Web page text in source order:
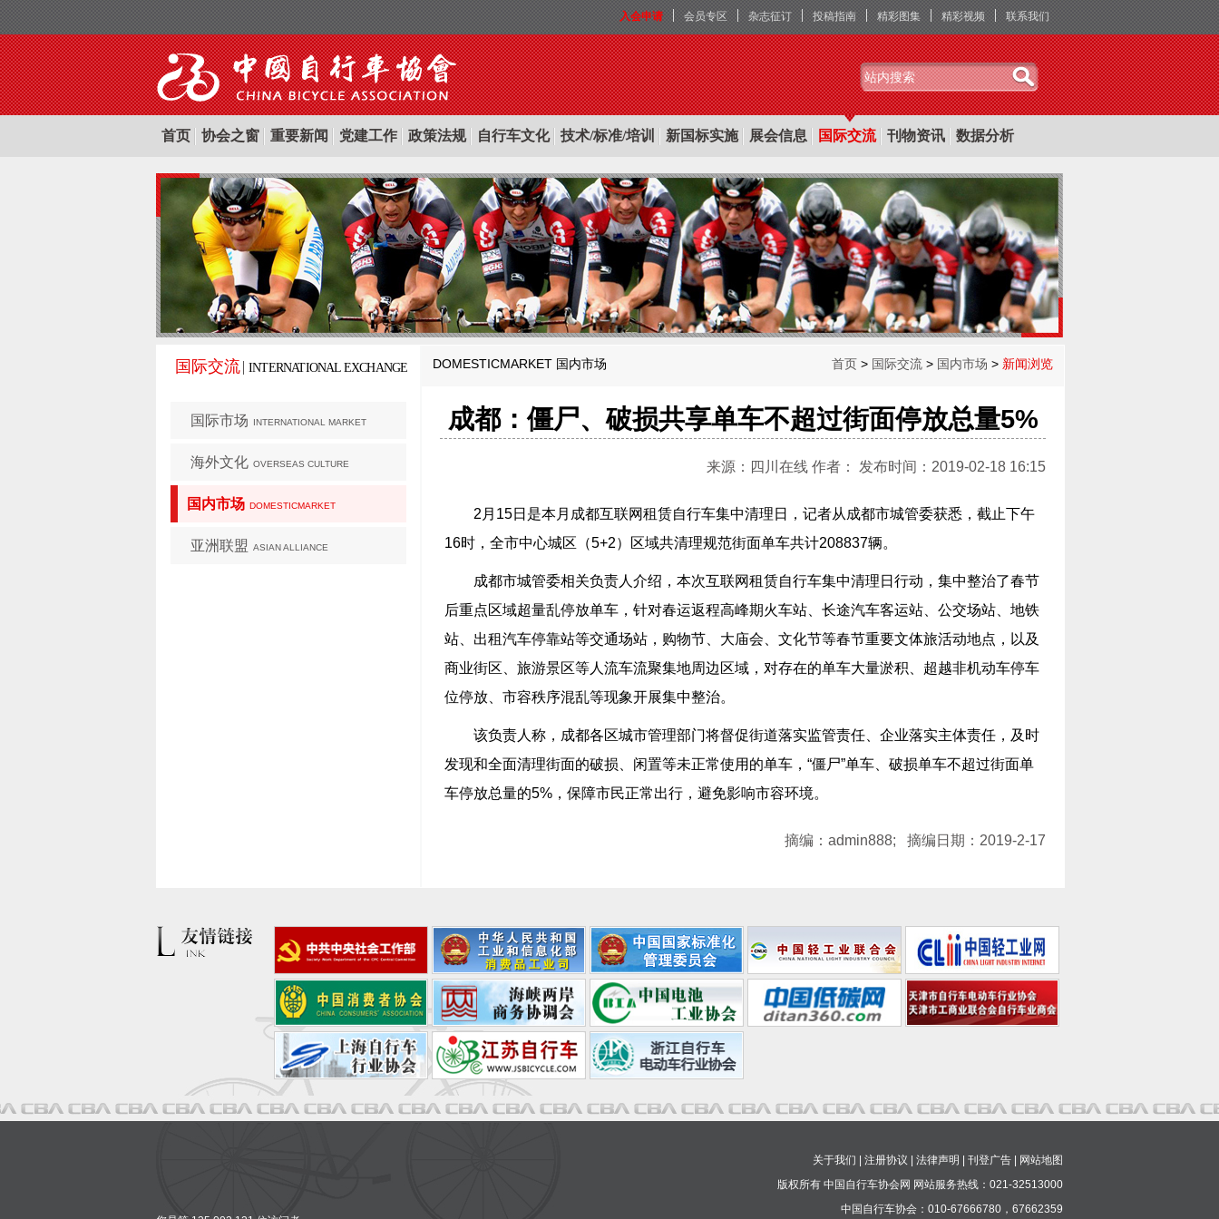
入会申请 会员专区 杂志征订 投稿指南 精彩图集 精彩视频 联系我们
首页 协会之窗 重要新闻 党建工作 政策法规 自行车文化 技术/标准/培训 新国标实施 展会信息 国际交流 刊物资讯 数据分析
国际交流 INTERNATIONAL EXCHANGE
国际市场 INTERNATIONAL MARKET
海外文化 OVERSEAS CULTURE
国内市场 DOMESTICMARKET
亚洲联盟 ASIAN ALLIANCE
DOMESTICMARKET 国内市场 首页 > 国际交流 > 国内市场 > 新闻浏览
成都：僵尸、破损共享单车不超过街面停放总量5%
来源：四川在线 作者： 发布时间：2019-02-18 16:15
2月15日是本月成都互联网租赁自行车集中清理日，记者从成都市城管委获悉，截止下午
16时，全市中心城区（5+2）区域共清理规范街面单车共计208837辆。
成都市城管委相关负责人介绍，本次互联网租赁自行车集中清理日行动，集中整治了春节
后重点区域超量乱停放单车，针对春运返程高峰期火车站、长途汽车客运站、公交场站、地铁
站、出租汽车停靠站等交通场站，购物节、大庙会、文化节等春节重要文体旅活动地点，以及
商业街区、旅游景区等人流车流聚集地周边区域，对存在的单车大量淤积、超越非机动车停车
位停放、市容秩序混乱等现象开展集中整治。
该负责人称，成都各区城市管理部门将督促街道落实监管责任、企业落实主体责任，及时
发现和全面清理街面的破损、闲置等未正常使用的单车，“僵尸”单车、破损单车不超过街面单
车停放总量的5%，保障市民正常出行，避免影响市容环境。
摘编：admin888; 摘编日期：2019-2-17
关于我们 注册协议 法律声明 刊登广告
网站地图
版权所有 中国自行车协会网 网站服务热线：021-32513000
中国自行车协会：010-67666780，67662359